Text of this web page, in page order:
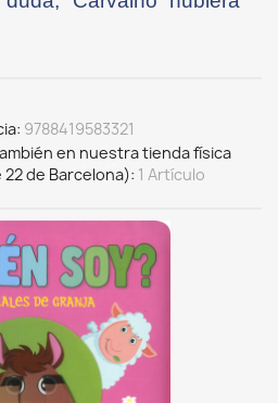
9788419583321
en nuestra tienda física
de Barcelona) 1 Artículo